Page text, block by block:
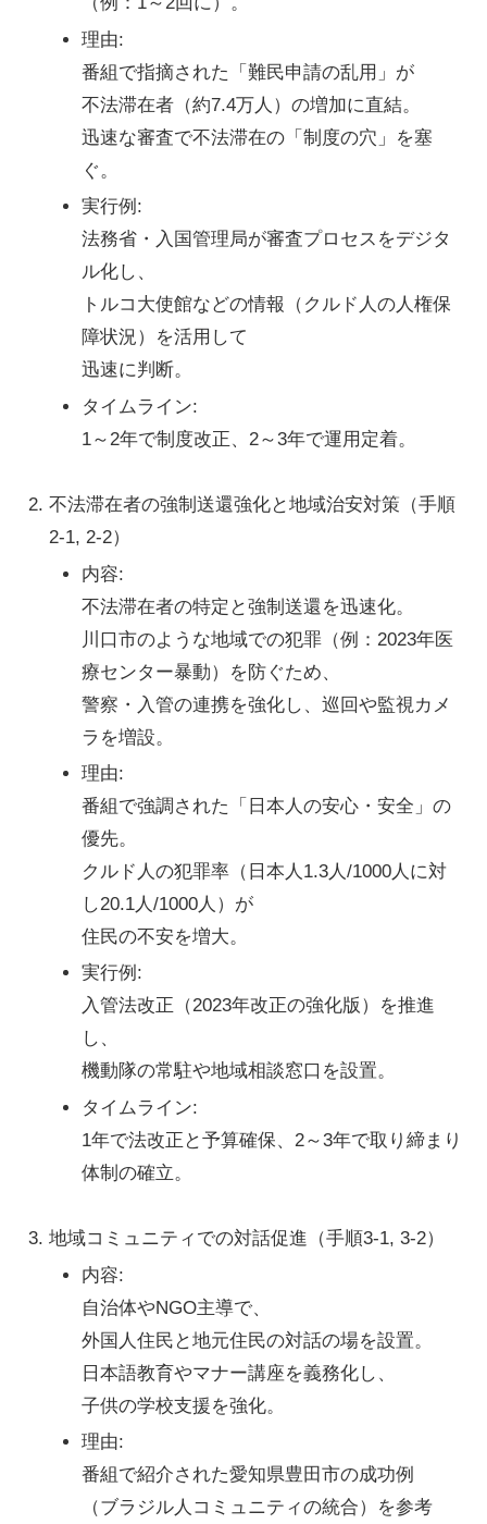
理由:
番組で指摘された「難民申請の乱用」が
不法滞在者（約7.4万人）の増加に直結。
迅速な審査で不法滞在の「制度の穴」を塞
ぐ。
実行例 :
法務省・入国管理局が審査プロセスをデジタ
ル化し、
トルコ大使館などの情報（クルド人の人権保
障状況）を活用して
迅速に判断。
タイムライン:
1～2年で制度改正、2～3年で運用定着。
不法滞在者の強制送還強化と地域治安対策 （手順
2-1, 2-2）
内容:
不法滞在者の特定と強制送還を迅速化。
川口市のような地域での犯罪（例：2023年医
療センター暴動）を防ぐため、
警察・入管の連携を強化し、巡回や監視カメ
ラを増設。
理由:
番組で強調された「日本人の安心・安全」の
優先。
クルド人の犯罪率（日本人1.3人/1000人に対
し20.1人/1000人）が
住民の不安を増大。
実行例 :
入管法改正（2023年改正の強化版）を推進
し、
機動隊の常駐や地域相談窓口を設置。
タイムライン:
1年で法改正と予算確保、2～3年で取り締まり
体制の確立。
地域コミュニティでの対話促進 （手順3-1, 3-2）
内容:
自治体やNGO主導で、
外国人住民と地元住民の対話の場を設置。
日本語教育やマナー講座を義務化し、
子供の学校支援を強化。
理由:
番組で紹介された愛知県豊田市の成功例
（ブラジル人コミュニティの統合）を参考